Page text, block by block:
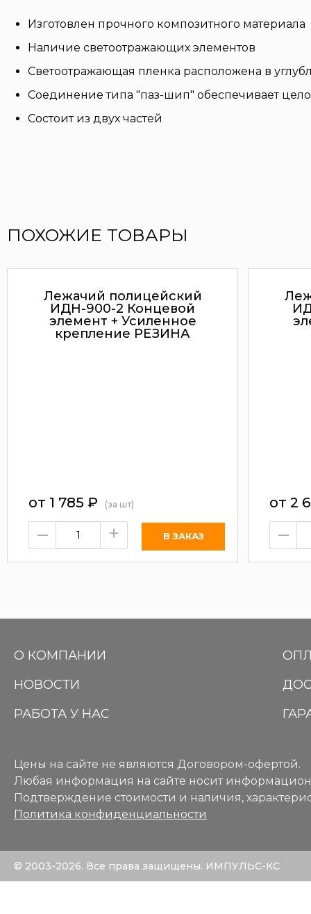
Изготовлен прочного композитного материала
Наличие светоотражающих элементов
Светоотражающая пленка расположена в
Соединение типа "паз-шип" обеспечивает
Состоит из двух частей
ПОХОЖИЕ ТОВАРЫ
Лежачий полицейский
ИДН-900-2 Концевой
элемент + Усиленное
крепление РЕЗИНА
от 1 785 ₽ (за шт)
– +
от 2
–
О КОМПАНИИ
НОВОСТИ
РАБОТА У НАС
Цены на сайте не являются Договором-офертой.
Любая информация на сайте носит
Подтверждение стоимости и наличия,
Политика конфиденциальности
© 2003-2026. Все права защищены. ИМПУЛЬС-КС